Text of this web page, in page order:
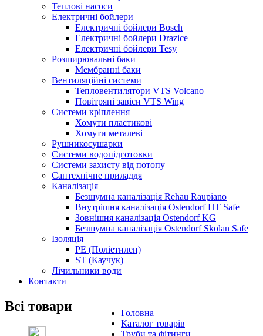
Теплові насоси
Електричні бойлери
Електричні бойлери Bosch
Електричні бойлери Drazice
Електричні бойлери Tesy
Розширювальні баки
Мембранні баки
Вентиляційні системи
Тепловентилятори VTS Volcano
Повітряні завіси VTS Wing
Системи кріплення
Хомути пластикові
Хомути металеві
Рушникосушарки
Системи водопідготовки
Системи захисту від потопу
Сантехнічне приладдя
Каналізація
Безшумна каналізація Rehau Raupiano
Внутрішня каналізація Ostendorf HT Safe
Зовнішня каналізація Ostendorf KG
Безшумна каналізація Ostendorf Skolan Safe
Ізоляція
PE (Поліетилен)
ST (Каучук)
Лічильники води
Контакти
Головна
Каталог товарів
Труби та фітинги
Всі товари